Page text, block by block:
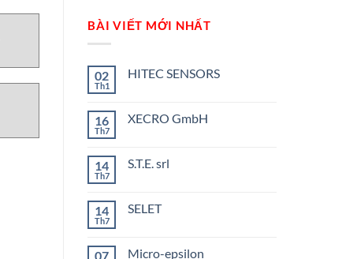
BÀI VIẾT MỚI NHẤT
02
Th1
HITEC SENSORS
luận
16
Th7
XECRO GmbH
luận
14
Th7
S.T.E. srl
luận
14
Th7
SELET
luận
07 Micro-epsilon